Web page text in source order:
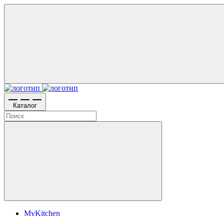
Каталог
MyKitchen